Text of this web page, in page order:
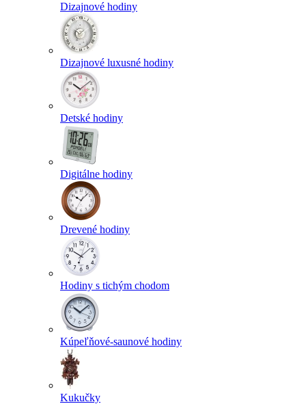
Dizajnové hodiny
Dizajnové luxusné hodiny
Detské hodiny
Digitálne hodiny
Drevené hodiny
Hodiny s tichým chodom
Kúpeľňové-saunové hodiny
Kukučky